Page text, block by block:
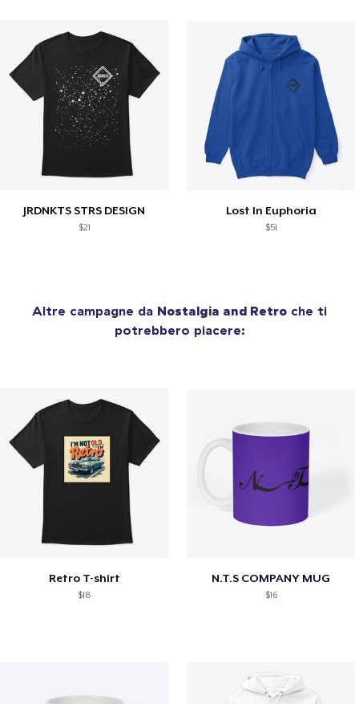
JRDNKTS STRS DESIGN
$21
Lost In Euphoria
$51
Altre campagne da Nostalgia and Retro che ti
potrebbero piacere:
Retro T-shirt
$18
N.T.S COMPANY MUG
$16